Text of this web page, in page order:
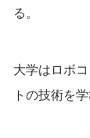
る。
大学はロボ
トの技術を